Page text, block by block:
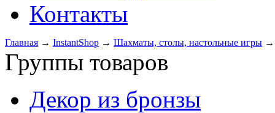
Контакты
Главная → InstantShop → Шахматы, столы, настольные игры
Группы товаров
Декор из бронзы